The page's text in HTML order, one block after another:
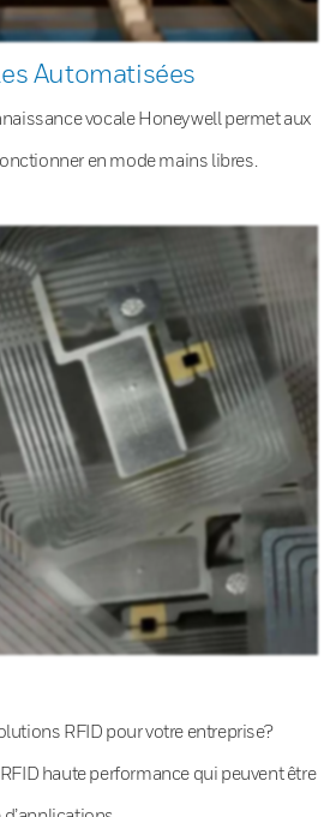
Automatisées
vocale Honeywell permet aux
en mode mains libres.
RFID pour votre entreprise?
haute performance qui peuvent être